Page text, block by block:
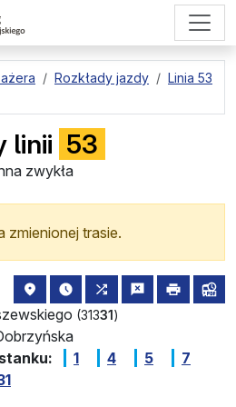
Rozkłady jazdy
Linia 53
linii 53
zwykła
zmienionej trasie.
(31331)
lokalizacja przystanku na mapie
najbliższe odjazdy z tego
wszystkie linie
zgłośdrukuj
1 4 5
7